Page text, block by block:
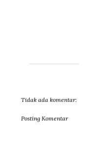
Tidak ada komentar:
Posting Komentar